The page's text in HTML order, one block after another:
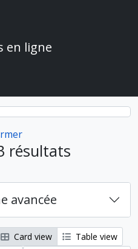
en ligne
résultats
avancée
Card view
Table view